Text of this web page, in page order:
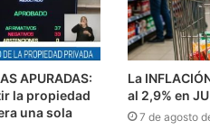
APURADAS:
la propiedad
una sola
La
al 2,9% en
7 de agosto